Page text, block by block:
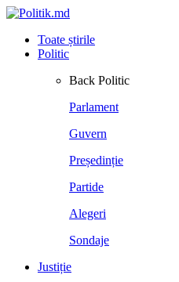
Toate știrile
Politic
Back Politic
Parlament
Guvern
Președinție
Partide
Alegeri
Sondaje
Justiție